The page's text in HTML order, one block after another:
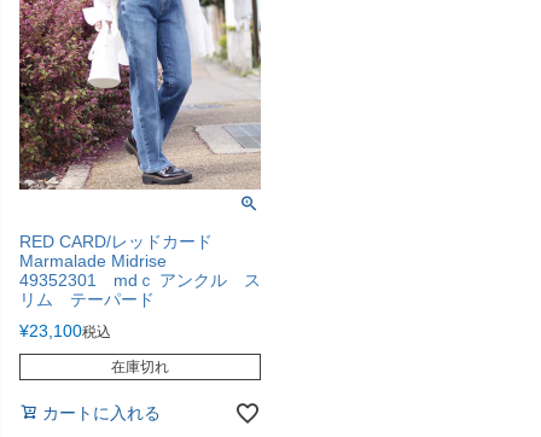
RED CARD/レッドカード
Marmalade Midrise
49352301 mdｃ アンクル ス
リム テーパード
¥23,100税込
在庫切れ
カートに入れる